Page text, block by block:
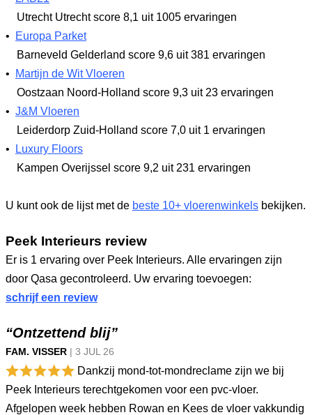
Utrecht Utrechtscore 8,1 uit 1005 ervaringen
•
Europa Parket
Barneveld Gelderland score 9,6 uit 381 ervaringen
•
Martijn de Wit Vloeren
Oostzaan Noord-Holland score 9,3 uit 23 ervaringen
• J&M Vloeren
Leiderdorp Zuid-Holland score 7,0 uit 1 ervaringen
•
Luxury Floors
Kampen Overijssel score 9,2 uit 231 ervaringen
U kunt ook de lijst met de beste 10+ vloerenwinkels bekijken.
Peek Interieurs review
Er is 1 ervaring over Peek Interieurs. Alle ervaringen zijn
door Qasa gecontroleerd. Uw ervaring toevoegen:
schrijf een review
“Ontzettend blij”
FAM. VISSER | 3 JUL 26
Dankzij mond-tot-mondreclame zijn we bij
Peek Interieurs terechtgekomen voor een pvc-vloer.
Afgelopen week hebben Rowan en Kees de vloer vakkundig